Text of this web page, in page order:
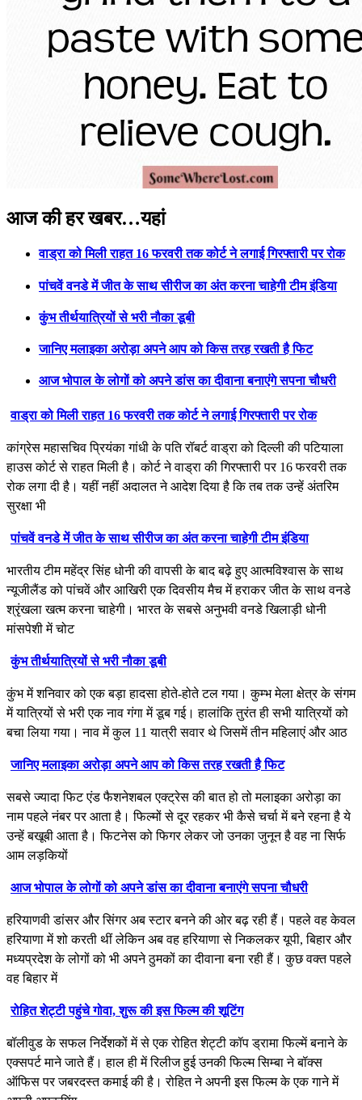
आज की हर खबर…यहां
वाड्रा को मिली राहत 16 फरवरी तक कोर्ट ने लगाई गिरफ्तारी पर रोक
पांचवें वनडे में जीत के साथ सीरीज का अंत करना चाहेगी टीम इंडिया
कुंभ तीर्थयात्रियों से भरी नौका डूबी
जानिए मलाइका अरोड़ा अपने आप को किस तरह रखती है फिट
आज भोपाल के लोगों को अपने डांस का दीवाना बनाएंगे सपना चौधरी
वाड्रा को मिली राहत 16 फरवरी तक कोर्ट ने लगाई गिरफ्तारी पर रोक
कांग्रेस महासचिव प्रियंका गांधी के पति रॉबर्ट वाड्रा को दिल्ली की पटियाला
हाउस कोर्ट से राहत मिली है। कोर्ट ने वाड्रा की गिरफ्तारी पर 16 फरवरी तक
रोक लगा दी है। यहीं नहीं अदालत ने आदेश दिया है कि तब तक उन्हें अंतरिम
सुरक्षा भी
पांचवें वनडे में जीत के साथ सीरीज का अंत करना चाहेगी टीम इंडिया
भारतीय टीम महेंद्र सिंह धोनी की वापसी के बाद बढ़े हुए आत्मविश्वास के साथ
न्यूजीलैंड को पांचवें और आखिरी एक दिवसीय मैच में हराकर जीत के साथ वनडे
श्रृंखला खत्म करना चाहेगी। भारत के सबसे अनुभवी वनडे खिलाड़ी धोनी
मांसपेशी में चोट
कुंभ तीर्थयात्रियों से भरी नौका डूबी
कुंभ में शनिवार को एक बड़ा हादसा होते-होते टल गया। कुम्भ मेला क्षेत्र के संगम
में यात्रियों से भरी एक नाव गंगा में डूब गई। हालांकि तुरंत ही सभी यात्रियों को
बचा लिया गया। नाव में कुल 11 यात्री सवार थे जिसमें तीन महिलाएं और आठ
जानिए मलाइका अरोड़ा अपने आप को किस तरह रखती है फिट
सबसे ज्यादा फिट एंड फैशनेशबल एक्ट्रेस की बात हो तो मलाइका अरोड़ा का
नाम पहले नंबर पर आता है। फिल्मों से दूर रहकर भी कैसे चर्चा में बने रहना है ये
उन्हें बखूबी आता है। फिटनेस को फिगर लेकर जो उनका जुनून है वह ना सिर्फ
आम लड़कियों
आज भोपाल के लोगों को अपने डांस का दीवाना बनाएंगे सपना चौधरी
हरियाणवी डांसर और सिंगर अब स्‍टार बनने की ओर बढ़ रही हैं। पहले वह केवल
हर‍ियाणा में शो करती थीं लेकिन अब वह हरियाणा से निकलकर यूपी, बिहार और
मध्‍यप्रदेश के लोगों को भी अपने ठुमकों का दीवाना बना रही हैं। कुछ वक्‍त पहले
वह बिहार में
रोहित शेट्टी पहुंचे गोवा, शुरू की इस फिल्म की शूटिंग
बॉलीवुड के सफल निर्देशकों में से एक रोहित शेट्टी कॉप ड्रामा फिल्में बनाने के
एक्सपर्ट माने जाते हैं। हाल ही में रिलीज हुई उनकी फिल्म सिम्बा ने बॉक्स
ऑफिस पर जबरदस्त कमाई की है। रोहित ने अपनी इस फिल्म के एक गाने में